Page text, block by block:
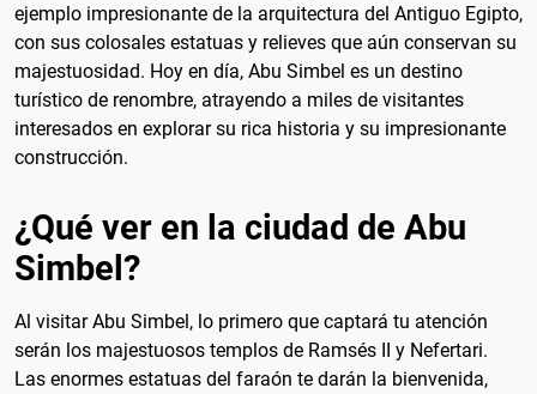
ejemplo impresionante de la arquitectura del Antiguo Egipto,
con sus colosales estatuas y relieves que aún conservan su
majestuosidad. Hoy en día, Abu Simbel es un destino
turístico de renombre, atrayendo a miles de visitantes
interesados en explorar su rica historia y su impresionante
construcción.
¿Qué ver en la ciudad de Abu
Simbel?
Al visitar Abu Simbel, lo primero que captará tu atención
serán los majestuosos templos de Ramsés II y Nefertari.
Las enormes estatuas del faraón te darán la bienvenida,